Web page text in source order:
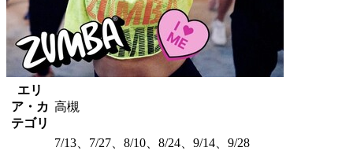
エリ
ア・カ
テゴリ
高槻
7/13、7/27、8/10、8/24、9/14、9/28